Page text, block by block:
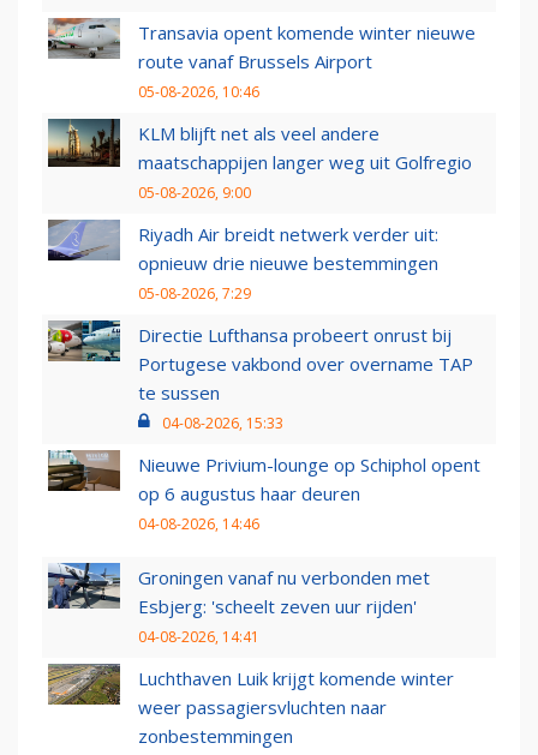
Transavia opent komende winter nieuwe
route vanaf Brussels Airport
05-08-2026, 10:46
KLM blijft net als veel andere
maatschappijen langer weg uit Golfregio
05-08-2026, 9:00
Riyadh Air breidt netwerk verder uit:
opnieuw drie nieuwe bestemmingen
05-08-2026, 7:29
Directie Lufthansa probeert onrust bij
Portugese vakbond over overname TAP
te sussen
04-08-2026, 15:33
Nieuwe Privium-lounge op Schiphol opent
op 6 augustus haar deuren
04-08-2026, 14:46
Groningen vanaf nu verbonden met
Esbjerg: 'scheelt zeven uur rijden'
04-08-2026, 14:41
Luchthaven Luik krijgt komende winter
weer passagiersvluchten naar
zonbestemmingen